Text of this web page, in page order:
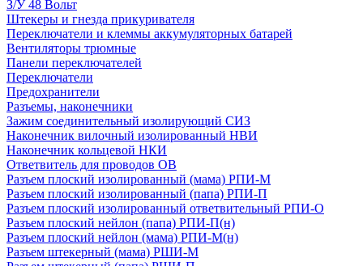
З/У 48 Вольт
Штекеры и гнезда прикуривателя
Переключатели и клеммы аккумуляторных батарей
Вентиляторы трюмные
Панели переключателей
Переключатели
Предохранители
Разъемы, наконечники
Зажим соединительный изолирующий СИЗ
Наконечник вилочный изолированный НВИ
Наконечник кольцевой НКИ
Ответвитель для проводов ОВ
Разъем плоский изолированный (мама) РПИ-М
Разъем плоский изолированный (папа) РПИ-П
Разъем плоский изолированный ответвительный РПИ-О
Разъем плоский нейлон (папа) РПИ-П(н)
Разъем плоский нейлон (мама) РПИ-М(н)
Разъем штекерный (мама) РШИ-М